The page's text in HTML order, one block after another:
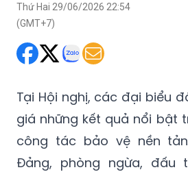
Thứ Hai 29/06/2026 22:54
(GMT+7)
Tại Hội nghị, các đại biểu
giá những kết quả nổi bật
công tác bảo vệ nền
Đảng, phòng ngừa, đấu